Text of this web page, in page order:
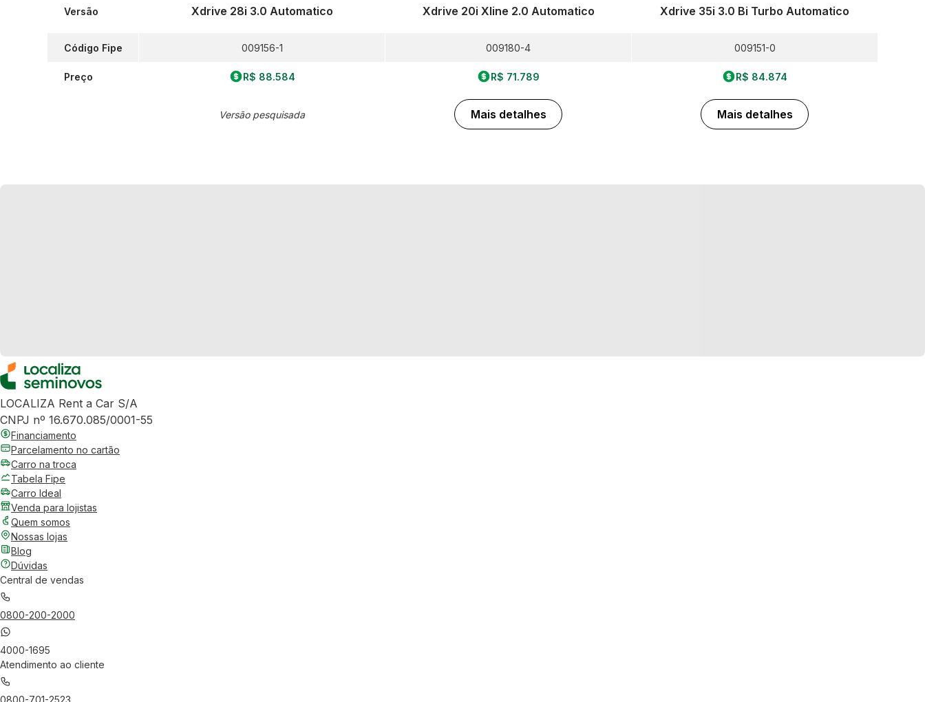
Versão
Código Fipe
Preço
Xdrive 28i 3.0 Automatico
009156-1
R$ 88.584
Versão pesquisada
Xdrive 20i Xline 2.0 Automatico
009180-4
R$ 71.789
Mais detalhes
Xdrive 35i 3.0 Bi Turbo Automatico
009151-0
R$ 84.874
Mais detalhes
LOCALIZA Rent a Car S/A
CNPJ nº 16.670.085/0001-55
Financiamento
Parcelamento no cartão
Carro na troca
Tabela Fipe
Carro Ideal
Venda para lojistas
Quem somos
Nossas lojas
Blog
Dúvidas
Central de vendas
0800-200-2000
4000-1695
Atendimento ao cliente
0800-701-2523